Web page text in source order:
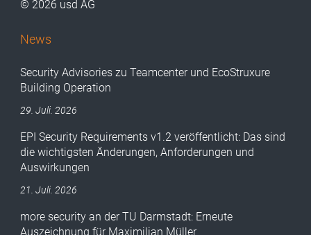
© 2026 usd AG
News
Security Advisories zu Teamcenter und EcoStruxure
Building Operation
29. Juli. 2026
EPI Security Requirements v1.2 veröffentlicht: Das sind
die wichtigsten Änderungen, Anforderungen und
Auswirkungen
21. Juli. 2026
more security an der TU Darmstadt: Erneute
Auszeichnung für Maximilian Müller